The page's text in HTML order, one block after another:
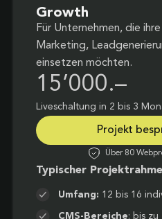
Growth
Für Unternehmen, die
Marketing,
einsetzen möchten.
15’000.–
Liveschaltung in 2 bis 3
Projekt
Über 80
Typischer
Umfang: 12 bis 16
CMS-Bereiche: bis zu